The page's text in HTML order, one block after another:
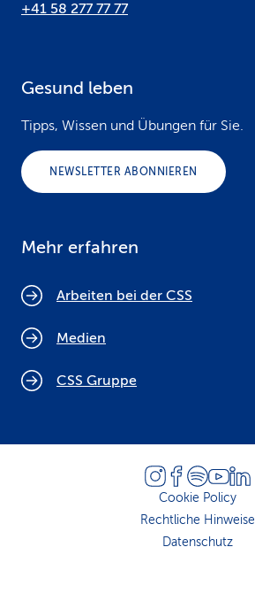
+41 58 277 77 77
Gesund leben
Tipps, Wissen und Übungen für Sie.
NEWSLETTER ABONNIEREN
Mehr erfahren
Arbeiten bei der CSS
Medien
CSS Gruppe
Cookie Policy
Rechtliche Hinweise
Datenschutz